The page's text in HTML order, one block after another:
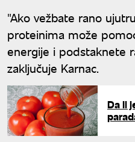
"Ako vežbate rano
proteinima može
energije i podstaknete
zaključuje Karnac.
Da li